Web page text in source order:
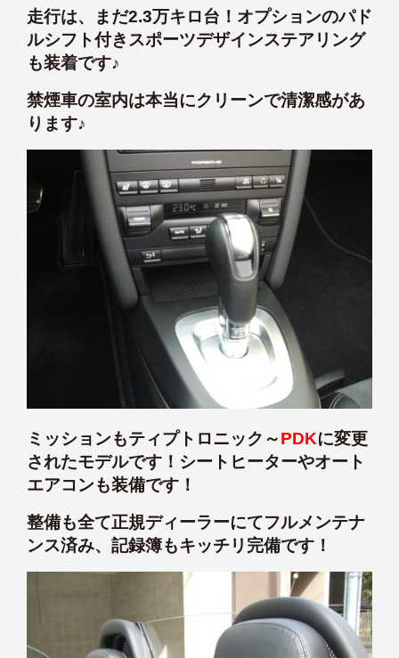
走行は、まだ2.3万キロ台！オプションのパド
ルシフト付きスポーツデザインステアリング
も装着です♪
禁煙車の室内は本当にクリーンで清潔感があ
ります♪
ミッションもティプトロニック～PDKに変更
されたモデルです！シートヒーターやオート
エアコンも装備です！
整備も全て正規ディーラーにてフルメンテナ
ンス済み、記録簿もキッチリ完備です！